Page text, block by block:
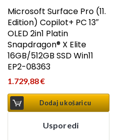
Microsoft Surface Pro (11.
Edition) Copilot+ PC 13″
OLED 2in1 Platin
Snapdragon® X Elite
16GB/512GB SSD Win11
EP2-08363
1.729,88€
Dodaj u košaricu
Usporedi